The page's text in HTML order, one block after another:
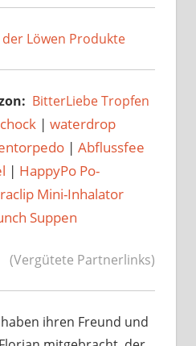
Löwen Produkte
BitterLiebe Tropfen
| waterdrop
| Abflussfee
| HappyPo Po-
Mini-Inhalator
Suppen
(Vergütete Partnerlinks)
ihren Freund und